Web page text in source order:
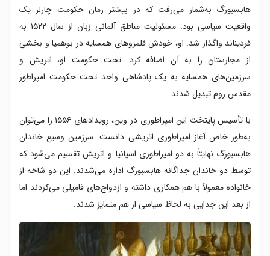
هابسبورگ به‌شمار می‌رفت که در بیشتر زمان حکومت چارلز یک
واقعیت سیاسی بود. مسئولیت مناطق آلمانی زبان از سال ۱۵۲۲ به
فردیناند واگذار شد. او، خودش قلمروهای همسایه در بوهمیا و بخشی
از مجارستان را به آن اضافه کرد. تحت حکومت او، اتریش و
سرزمین‌های همسایه به یک پادشاهی واحد تحت حکومت امپراطور
مقدس روم تبدیل شدند.
با تأسیس پایتخت این امپراطوری در وین، رویدادهای ۱۵۵۶ را می‌توان
به‌طور خاص آغاز امپراطوری اتریشی دانست. سرزمین وسیع خاندان
هابسبورگ نهایتاً به دو امپراطوری اسپانیا و اتریش تقسیم می‌شود که
توسط دو خاندان جداگانه هابسبورگ اداره می‌شدند. این دو شاخه از
خانواده معمولاً با هم همکاری داشته و ازدواج‌های فامیلی می‌کردند اما
از بعد این جدایی به لحاظ سیاسی از هم متمایز شدند.